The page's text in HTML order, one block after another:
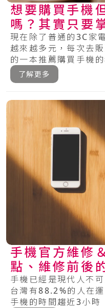
想要購買手機
嗎？其實只要
現在除了普通的3C家
越來越多元，每次去
的一本推薦購買手機
種的.....
了解更多
手機官方維修
點、維修前後
總整理
手機已經是現代人不
台灣有88.2%的人在
手機的時間趨近3小